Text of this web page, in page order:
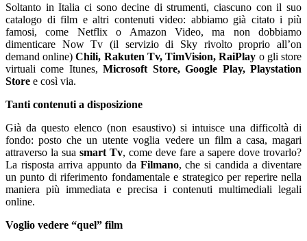
Soltanto in Italia ci sono decine di strumenti, ciascuno con il suo
catalogo di film e altri contenuti video: abbiamo già citato i più
famosi, come Netflix o Amazon Video, ma non dobbiamo
dimenticare Now Tv (il servizio di Sky rivolto proprio all’on
demand online) Chili, Rakuten Tv, TimVision, RaiPlay o gli store
virtuali come Itunes,Microsoft Store, Google Play, Playstation
Store e così via.
Tanti contenuti a disposizione
Già da questo elenco (non esaustivo) si intuisce una difficoltà di
fondo: posto che un utente voglia vedere un film a casa, magari
attraverso la sua smart Tv, come deve fare a sapere dove trovarlo?
La risposta arriva appunto da Filmano, che si candida a diventare
un punto di riferimento fondamentale e strategico per reperire nella
maniera più immediata e precisa i contenuti multimediali legali
online.
Voglio vedere “quel” film